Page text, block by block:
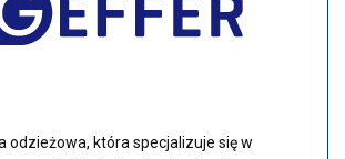
odzieżowa, która specjalizuje się w